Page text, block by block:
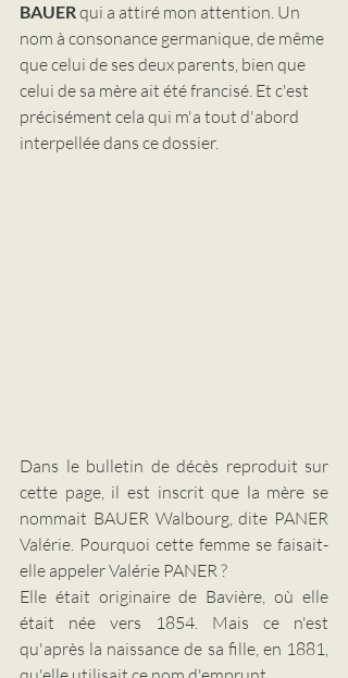
BAUER qui a attiré mon attention. Un
nom à consonance germanique, de même
que celui de ses deux parents, bien que
celui de sa mère ait été francisé. Et c'est
précisément cela qui m'a tout d'abord
interpellée dans ce dossier.
Dans le bulletin de décès reproduit sur
cette page, il est inscrit que la mère se
nommait BAUER Walbourg, dite PANER
Valérie. Pourquoi cette femme se faisait-
elle appeler Valérie PANER ?
Elle était originaire de Bavière, où elle
était née vers 1854. Mais ce n'est
qu'après la naissance de sa fille, en 1881,